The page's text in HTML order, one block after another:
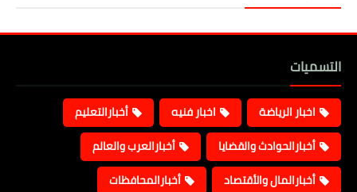
التسميات
اخبار الرياضة اخبار فنيه
أخبارالتعليم
أخبارالحوادث والقضايا
أخبارالعرب والعالم
أخبارالمال والأقتصاد
أخبارالمحافظات